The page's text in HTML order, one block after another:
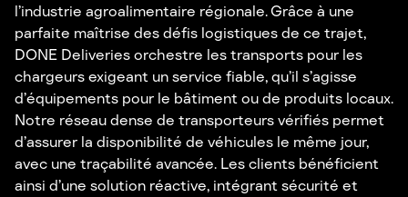
l’industrie agroalimentaire régionale. Grâce à une
parfaite maîtrise des défis logistiques de ce trajet,
DONE Deliveries orchestre les transports pour les
chargeurs exigeant un service fiable, qu’il s’agisse
d’équipements pour le bâtiment ou de produits locaux.
Notre réseau dense de transporteurs vérifiés permet
d’assurer la disponibilité de véhicules le même jour,
avec une traçabilité avancée. Les clients bénéficient
ainsi d’une solution réactive, intégrant sécurité et